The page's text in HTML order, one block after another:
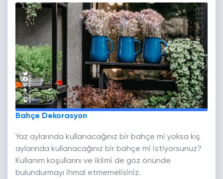
Bahçe Dekorasyon
Yaz aylarında kullanacağınız bir bahçe mi yoksa kış
aylarında kullanacağınız bir bahçe mi istiyorsunuz?
Kullanım koşullarını ve iklimi de göz önünde
bulundurmayı ihmal etmemelisiniz.